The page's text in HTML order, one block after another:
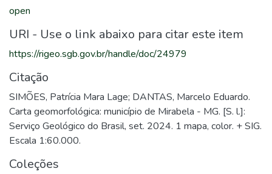
open
URI - Use o link abaixo para citar este item
https://rigeo.sgb.gov.br/handle/doc/24979
Citação
SIMÕES, Patrícia Mara Lage; DANTAS, Marcelo Eduardo.
Carta geomorfológica: município de Mirabela - MG. [S. l.]:
Serviço Geológico do Brasil, set. 2024. 1 mapa, color. + SIG.
Escala 1:60.000.
Coleções